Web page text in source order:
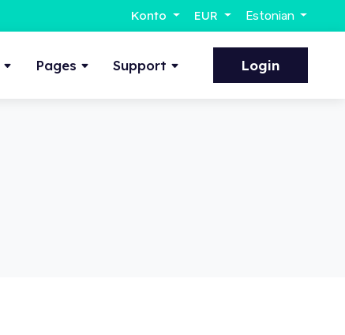
Konto EUR Estonian
Pages Support Login